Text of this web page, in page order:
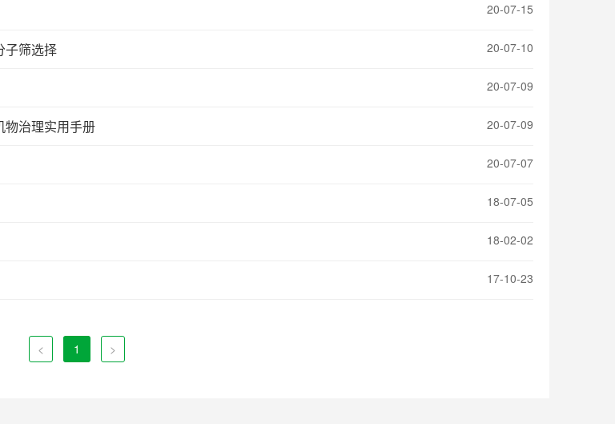
20-07-15
20-07-10
子筛选择
20-07-09
20-07-09
物治理实用手册
20-07-07
18-07-05
18-02-02
17-10-23
< 1 >